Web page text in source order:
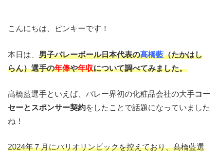
こんにちは、ピンキーです！
本日は、 男子バレーボール日本代表の髙橋藍（たかはし
らん）選手の年俸や年収について調べてみました。
髙橋藍選手といえば、バレー界初の化粧品会社の大手コー
セーとスポンサー契約をしたことで話題になっていました
ね！
2024年７月にパリオリンピックを控えており、髙橋藍選